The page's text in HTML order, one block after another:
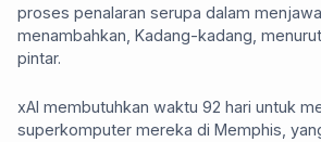
proses penalaran serupa dalam
menambahkan, Kadang-kadang,
pintar.
xAI membutuhkan waktu 92 hari untuk
superkomputer mereka di Memphis,